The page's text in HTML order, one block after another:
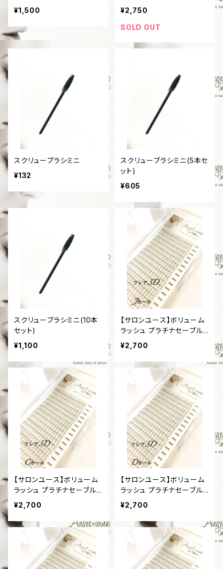
¥1,500
¥2,750
SOLD OUT
スクリューブラシミニ
¥132
スクリューブラシミニ(5本セ
ット)
¥605
スクリューブラシミニ(10本
セット)
¥1,100
【サロンユース】ボリューム
ラッシュ プラチナセーブル
［フレア3D］［Jカール］［太さ
0,07mm］
¥2,700
【サロンユース】ボリューム
ラッシュ プラチナセーブル
［フレア3D］［Cカール］［太
さ0,07mm］
¥2,700
【サロンユース】ボリューム
ラッシュ プラチナセーブル
［フレア3D］［Dカール］［太
さ0,07mm］
¥2,700